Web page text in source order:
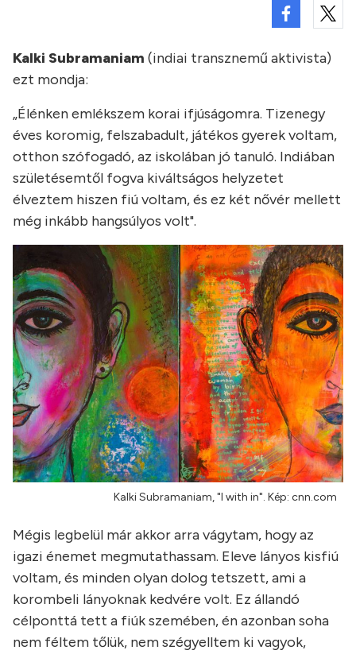
Kalki Subramaniam (indiai transznemű aktivista)
ezt mondja:
„Élénken emlékszem korai ifjúságomra. Tizenegy
éves koromig, felszabadult, játékos gyerek voltam,
otthon szófogadó, az iskolában jó tanuló. Indiában
születésemtől fogva kiváltságos helyzetet
élveztem hiszen fiú voltam, és ez két nővér mellett
még inkább hangsúlyos volt".
Kalki Subramaniam, "I with in". Kép: cnn.com
Mégis legbelül már akkor arra vágytam, hogy az
igazi énemet megmutathassam. Eleve lányos kisfiú
voltam, és minden olyan dolog tetszett, ami a
korombeli lányoknak kedvére volt. Ez állandó
célponttá tett a fiúk szemében, én azonban soha
nem féltem tőlük, nem szégyelltem ki vagyok,